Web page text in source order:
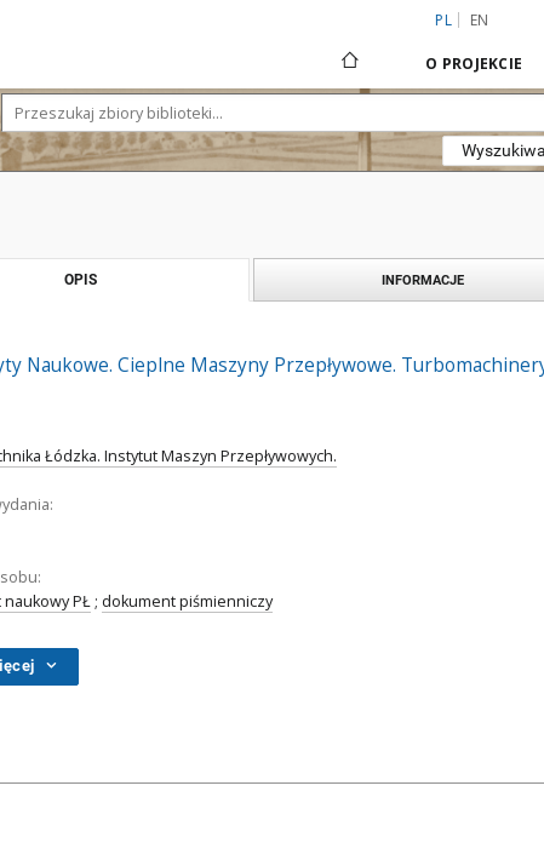
PL EN
O PROJEKCIE
OPIS INFORMACJE
Naukowe. Cieplne Maszyny Przepływowe.
Łódzka. Instytut Maszyn Przepływowych.
naukowy PŁ ; dokument piśmienniczy